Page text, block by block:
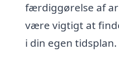
færdiggørelse af
være vigtigt at
i din egen tidsplan.